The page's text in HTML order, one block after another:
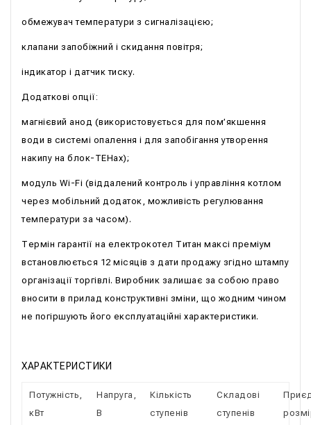
обмежувач температури з сигналізацією;
клапани запобіжний і скидання повітря;
індикатор і датчик тиску.
Додаткові опції:
магнієвий анод (використовується для пом’якшення
води в системі опалення і для запобігання утворення
накипу на блок-ТЕНах);
модуль Wi-Fi (віддалений контроль і управління котлом
через мобільний додаток, можливість регулювання
температури за часом).
Термін гарантії на електрокотел Титан максі преміум
встановлюється 12 місяців з дати продажу згідно штампу
організації торгівлі. Виробник залишає за собою право
вносити в прилад конструктивні зміни, що жодним чином
не погіршують його експлуатаційні характеристики.
ХАРАКТЕРИСТИКИ
Потужність,
кВт
Напруга,
В
Кількість
ступенів
Складові
ступенів